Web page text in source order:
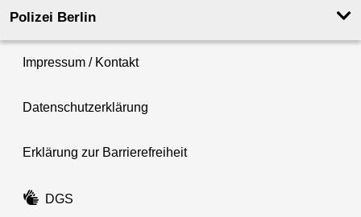
Polizei Berlin
Impressum / Kontakt
Datenschutzerklärung
Erklärung zur Barrierefreiheit
DGS